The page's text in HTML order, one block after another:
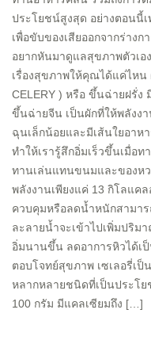
ประโยชน์สูงสุด อย่างตอนนี้
เพื่อขับของเสียออกจากร่าง
อยากหันมาดูแลสุขภาพตัวเอ
เรื่องสุขภาพให้คุณได้แค่ไห
CELERY ) หรือ ขึ้นฉ่ายฝรั่
ขึ้นฉ่ายจีน เป็นผักที่ให้พลังง
ฉุนเล็กน้อยและมีเส้นใยอาห
ทำให้เรารู้สึกอิ่มเร็วขึ้นเมื่อ
ทานเล่นแทนขนมและของ
พลังงานเพียงแค่ 13 กิโลแค
ควบคุมหรือลดน้ำหนักสามา
ละลายน้ำจะเข้าไปเพิ่มปริม
อิ่มนานขึ้น ลดอาการหิวได้เ
ตอบโจทย์สุขภาพ เซเลอรี่เ
หลากหลายชนิดที่เป็นประโ
100 กรัม มีแคลเซียมถึง […]